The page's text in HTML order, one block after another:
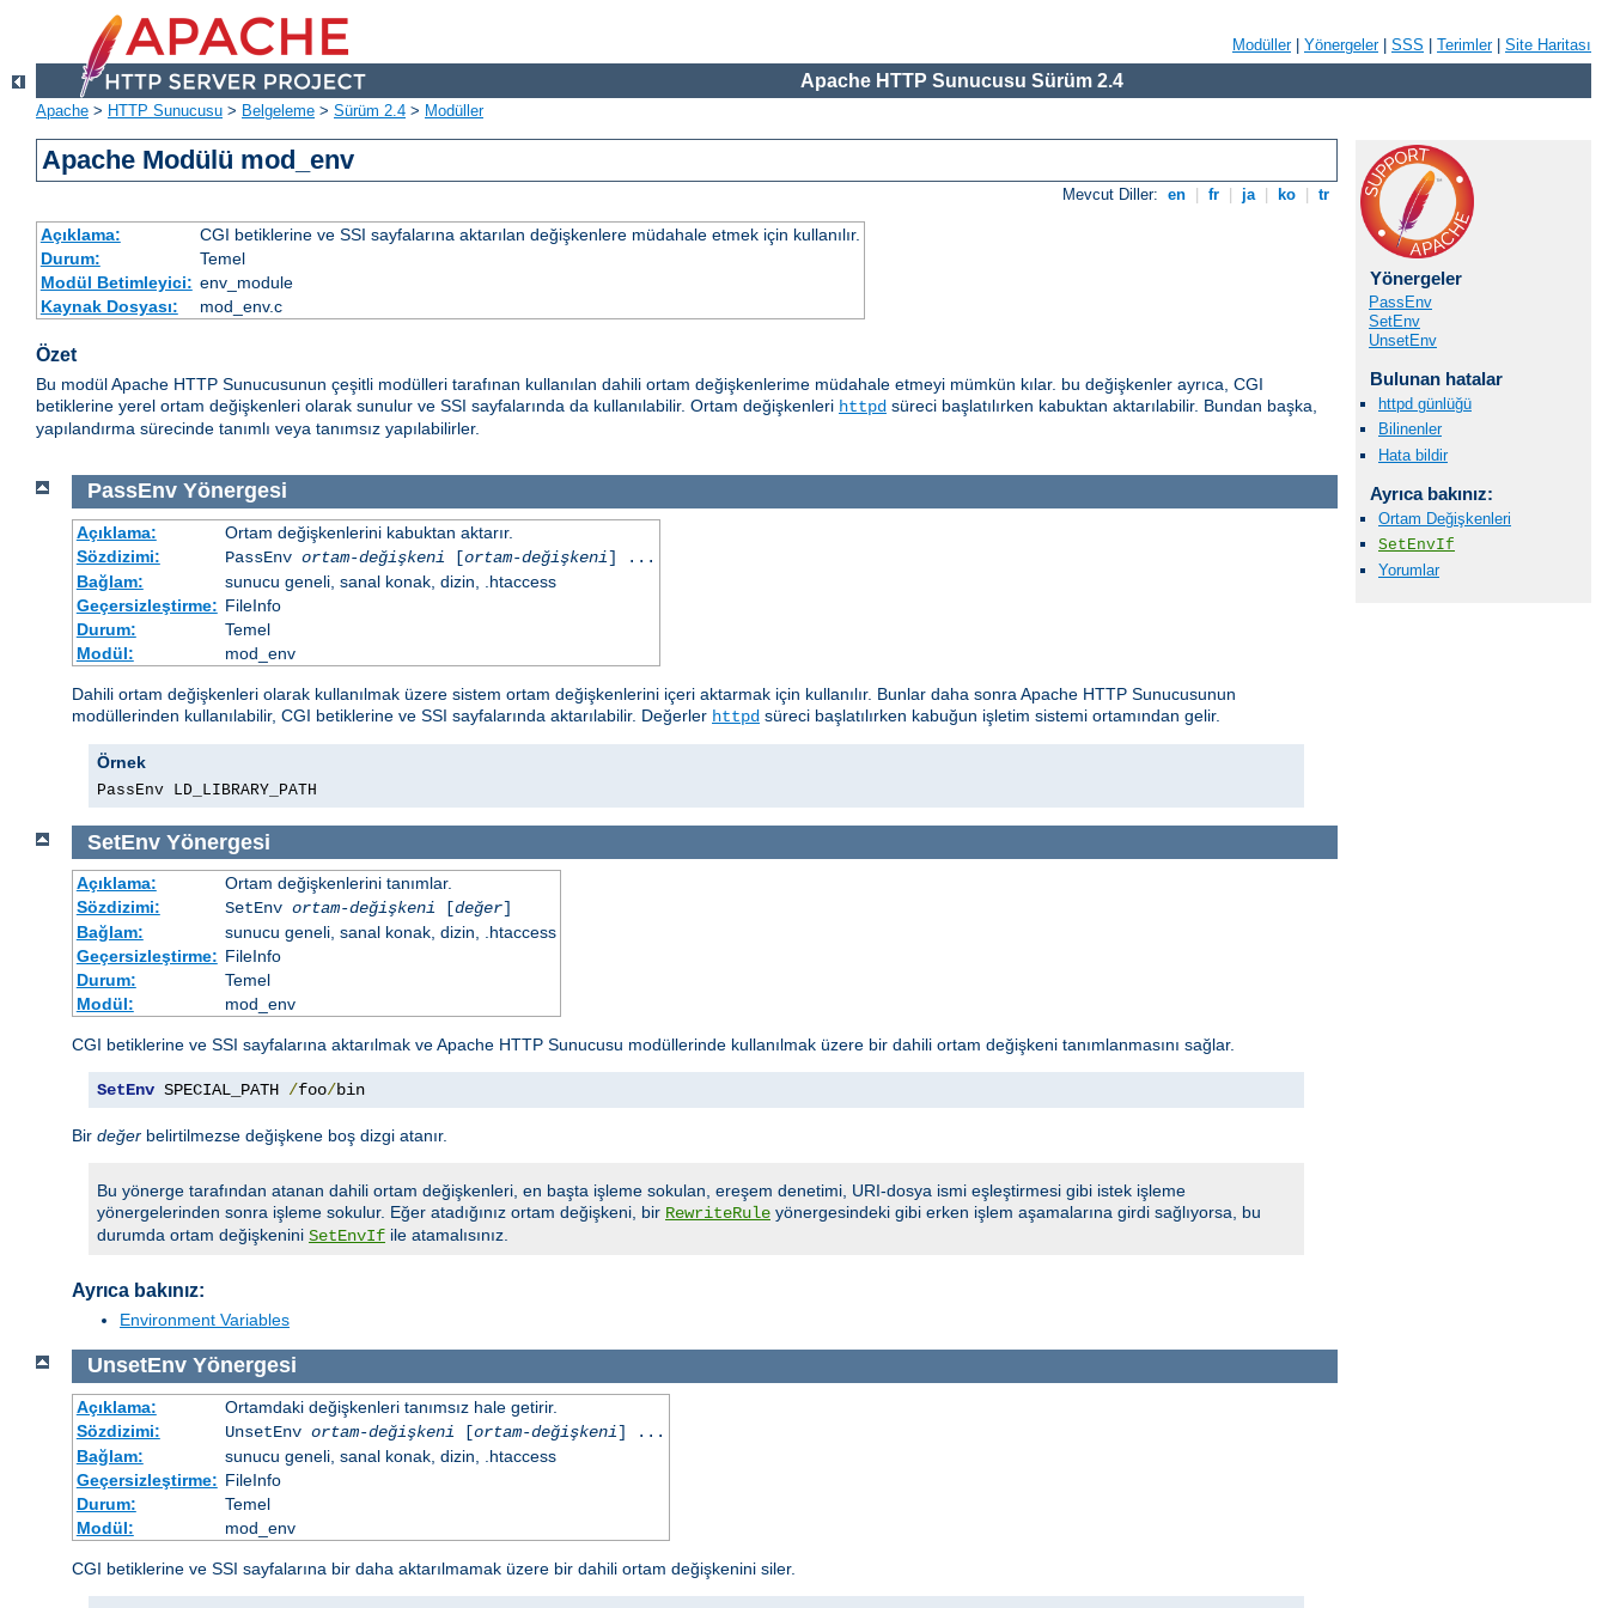
Modüller| Yönergeler| SSS Terimler| Site Haritası
Apache HTTP Sunucusu Sürüm 2.4
Apache > HTTP Sunucusu > Belgeleme > Sürüm 2.4 > Modüller
Apache Modülü mod_env
Mevcut Diller: en fr ja ko tr
Açıklama:
CGI betiklerine ve SSI sayfalarına aktarılan değişkenlere müdahale etmek için kullanılır.
Durum:
Temel
Modül Betimleyici: env_module
Kaynak Dosyası:
mod_env.c
Özet
Bu modül Apache HTTP Sunucusunun çeşitli modülleri tarafınan kullanılan dahili ortam değişkenlerime müdahale etmeyi mümkün kılar. bu değişkenler ayrıca, CGI
betiklerine yerel ortam değişkenleri olarak sunulur ve SSI sayfalarında da kullanılabilir. Ortam değişkenleri httpd süreci başlatılırken kabuktan aktarılabilir. Bundan başka,
yapılandırma sürecinde tanımlı veya tanımsız yapılabilirler.
Yönergeler
PassEnv
SetEnv
UnsetEnv
Bulunan hatalar
httpd günlüğü
Bilinenler
Hata bildir
Ayrıca bakınız:
Ortam Değişkenleri
SetEnvIf
Yorumlar
PassEnv Yönergesi
Açıklama:
Ortam değişkenlerini kabuktan aktarır.
Sözdizimi:
PassEnv ortam-değişkeni [ortam-değişkeni] ...
Bağlam:
sunucu geneli, sanal konak, dizin, .htaccess
Geçersizleştirme: FileInfo
Durum:
Temel
Modül:
mod_env
Dahili ortam değişkenleri olarak kullanılmak üzere sistem ortam değişkenlerini içeri aktarmak için kullanılır. Bunlar daha sonra Apache HTTP Sunucusunun
modüllerinden kullanılabilir, CGI betiklerine ve SSI sayfalarında aktarılabilir. Değerler httpd süreci başlatılırken kabuğun işletim sistemi ortamından gelir.
Örnek
PassEnv LD_LIBRARY_PATH
SetEnv Yönergesi
Açıklama:
Ortam değişkenlerini tanımlar.
Sözdizimi:
SetEnv ortam-değişkeni [değer]
Bağlam:
sunucu geneli, sanal konak, dizin, .htaccess
Geçersizleştirme: FileInfo
Durum:
Temel
Modül:
mod_env
CGI betiklerine ve SSI sayfalarına aktarılmak ve Apache HTTP Sunucusu modüllerinde kullanılmak üzere bir dahili ortam değişkeni tanımlanmasını sağlar.
SetEnv SPECIAL_PATH /foo/bin
Bir değer belirtilmezse değişkene boş dizgi atanır.
Bu yönerge tarafından atanan dahili ortam değişkenleri, en başta işleme sokulan, ereşem denetimi, URI-dosya ismi eşleştirmesi gibi istek işleme
yönergelerinden sonra işleme sokulur. Eğer atadığınız ortam değişkeni, bir RewriteRule yönergesindeki gibi erken işlem aşamalarına girdi sağlıyorsa, bu
durumda ortam değişkenini SetEnvIf ile atamalısınız.
Ayrıca bakınız:
Environment Variables
UnsetEnv Yönergesi
Açıklama:
Ortamdaki değişkenleri tanımsız hale getirir.
Sözdizimi:
UnsetEnv ortam-değişkeni [ortam-değişkeni] ...
Bağlam:
sunucu geneli, sanal konak, dizin, .htaccess
Geçersizleştirme: FileInfo
Durum:
Temel
Modül:
mod_env
CGI betiklerine ve SSI sayfalarına bir daha aktarılmamak üzere bir dahili ortam değişkenini siler.